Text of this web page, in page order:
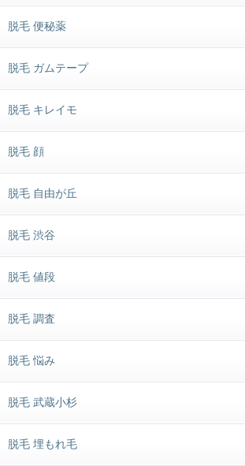
脱毛 便秘薬
脱毛 ガムテープ
脱毛 キレイモ
脱毛 顔
脱毛 自由が丘
脱毛 渋谷
脱毛 値段
脱毛 調査
脱毛 悩み
脱毛 武蔵小杉
脱毛 埋もれ毛